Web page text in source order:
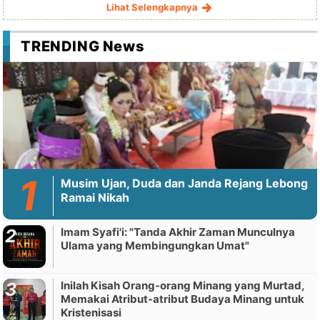
Lihat Selengkapnya
TRENDING News
Musim Ujan, Duda dan Janda Rejang Lebong
Ramai Nikah
Imam Syafi'i: "Tanda Akhir Zaman Munculnya
Ulama yang Membingungkan Umat"
Inilah Kisah Orang-orang Minang yang Murtad,
Memakai Atribut-atribut Budaya Minang untuk
Kristenisasi